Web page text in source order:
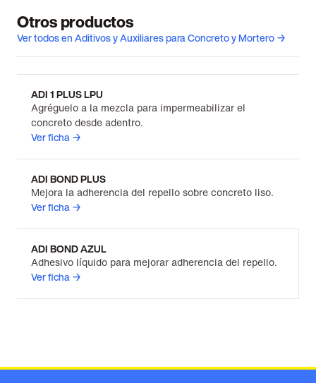
Otros productos
Ver todos en Aditivos y Auxiliares para Concreto y Mortero →
ADI 1 PLUS LPU
Agréguelo a la mezcla para impermeabilizar el
concreto desde adentro.
Ver ficha →
ADI BOND PLUS
Mejora la adherencia del repello sobre concreto liso.
Ver ficha →
ADI BOND AZUL
Adhesivo líquido para mejorar adherencia del repello.
Ver ficha →